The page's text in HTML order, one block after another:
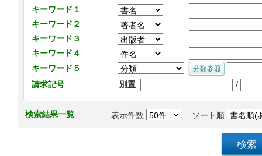
キーワード１
キーワード２
キーワード３
キーワード４
キーワード５
請求記号
別置 /
検索結果一覧 表示件数 ソート順